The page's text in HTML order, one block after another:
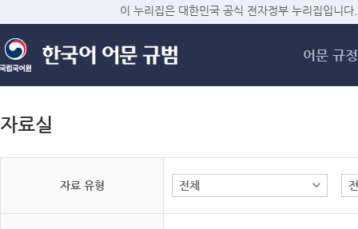
메
이 누리집은 대한민국 공식 전자정부 누리집입니다.
어문 규정
자료실
자료 유형